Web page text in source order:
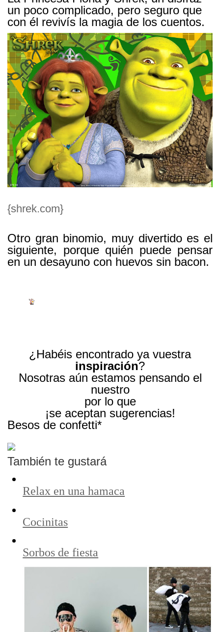
un poco complicado, pero seguro que
con él revivís la magia de los cuentos.
{shrek.com}
Otro gran binomio, muy divertido es el
siguiente, porque quién puede pensar
en un desayuno con huevos sin bacon.
¿Habéis encontrado ya vuestra
inspiración?
Nosotras aún estamos pensando el
nuestro
por lo que
¡se aceptan sugerencias!
Besos de confetti*
También te gustará
Relax en una hamaca
Cocinitas
Sorbos de fiesta